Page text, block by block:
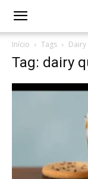
Início Tags
Tag: dairy